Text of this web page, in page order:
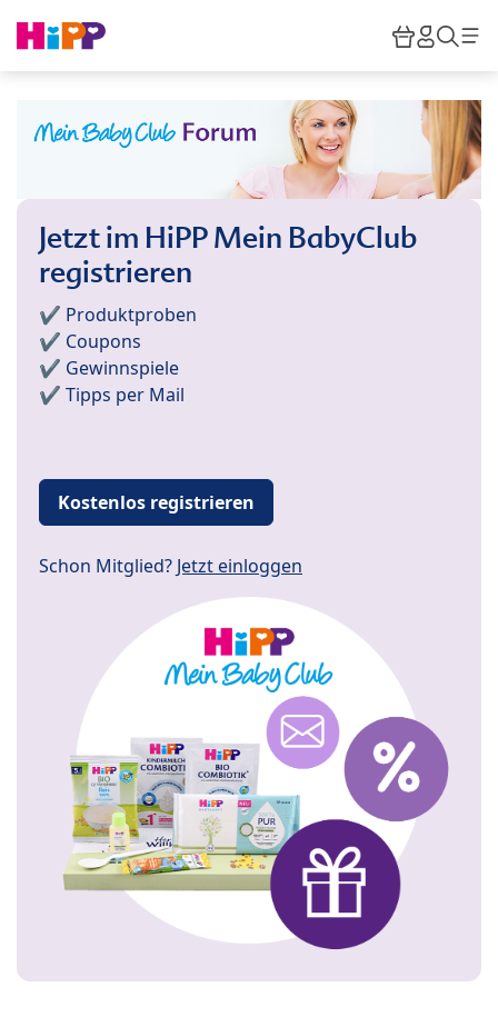
HiPP
Jetzt im HiPP Mein BabyClub
registrieren
✔️ Produktproben
✔️ Coupons
✔️ Gewinnspiele
✔️ Tipps per Mail
Kostenlos registrieren
Schon Mitglied? Jetzt einloggen